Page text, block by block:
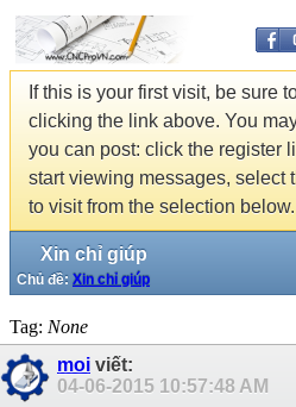
If this is your first visit, be sure
clicking the link above. You
you can post: click the register
start viewing messages, select
to visit from the selection below.
Xin chỉ giúp
Chủ đề: Xin chỉ giúp
Tag: None
moi viết:
04-06-2015 10:57:48 AM